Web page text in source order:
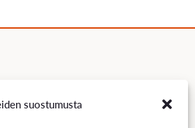
suostumusta